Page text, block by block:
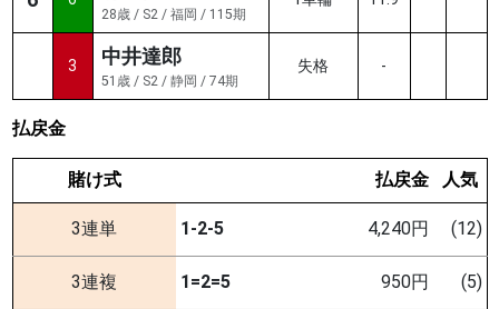
28歳 / S2 / 福岡 / 115期
3 中井達郎
51歳 / S2 / 静岡 / 74期
失格 -
払戻金
賭け式 払戻金 人気
3連単 1-2-5 4,240円 (12)
3連複 1=2=5 950円 (5)